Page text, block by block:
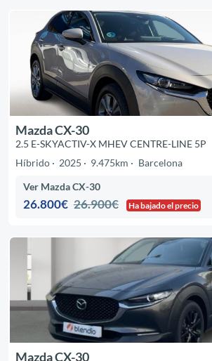
Mazda CX-30
2.5 E-SKYACTIV-X MHEV CENTRE-LINE 5P
Híbrido
2025 9.475km Barcelona
Ver Mazda CX-30
26.800€ 26.900€ Ha bajado el precio
Mazda CX-30